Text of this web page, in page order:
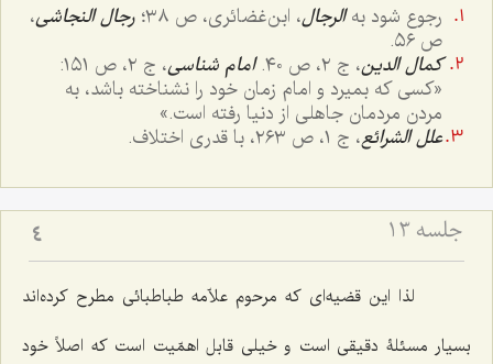
رجوع شود بهالرجال، ابن‌غضائری، ص ٣٨؛ رجال النجاشی،
ص ٥٦.
کمال الدین، ج ٢، ص ٤٠. امام شناسی، ج ٢، ص ١٥١:
«کسی که بمیرد و امام زمان خود را نشناخته باشد، به
مردن مردمان جاهلی از دنیا رفته است.»
علل الشرائع، ج ١، ص ٢٦٣، با قدری اختلاف.
جلسه ۱۳ 4
لذا این قضیه‌ای که مرحوم علاّمه طباطبائی مطرح کرده‌اند
بسیار مسئلۀ دقیقی است و خیلی قابل اهمّیت است که اصلاً خود